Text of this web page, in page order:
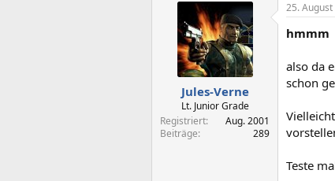
Jules-Verne
Lt. Junior Grade
Registriert
Aug. 2001
Beiträge
289
25. August
hmmm
also da
schon
Teste